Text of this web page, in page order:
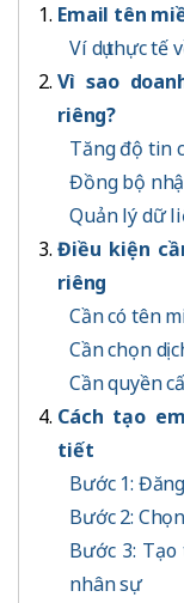
Email tên
Ví dụ thực tế
Vì sao
riêng?
Tăng độ tin
Đồng bộ
Quản lý dữ
Điều kiện
riêng
Cần có tên
Cần chọn
Cần quyền
Cách tạo
tiết
Bước 1:
Bước 2:
Bước 3:
nhân sự